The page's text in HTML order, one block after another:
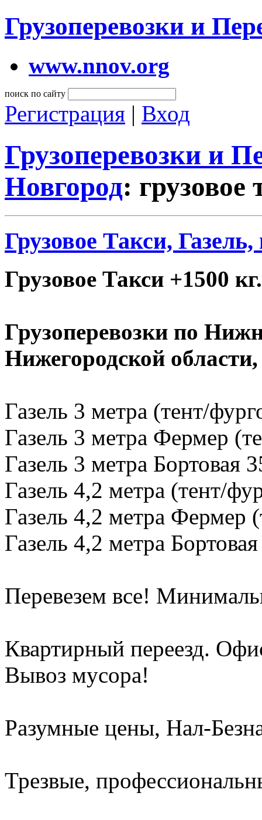
Грузоперевозки и
www.nnov.org
поиск по сайту
Регистрация | Вход
Грузоперевозки и
Новгород: грузовое
Грузовое Такси,
Грузовое Такси +1500 кг.
Грузоперевозки по
Нижегородской
Газель 3 метра (тент/
Газель 3 метра Фермер
Газель 3 метра Бортовая
Газель 4,2 метра (тент/
Газель 4,2 метра Фермер
Газель 4,2 метра
Перевезем все!
Квартирный переезд.
Вывоз мусора!
Разумные цены, Нал-
Трезвые,